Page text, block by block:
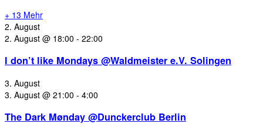
+ 13 Mehr
2. August
2. August @ 18:00 - 22:00
I don’t like Mondays @Waldmeister e.V. Solingen
3. August
3. August @ 21:00 - 4:00
The Dark Mønday @Dunckerclub Berlin